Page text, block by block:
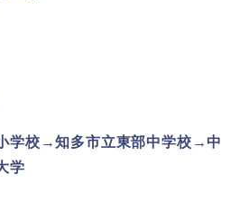
学校→知多市立東部中学校→中
学